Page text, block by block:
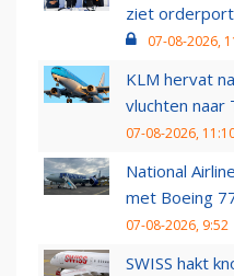
ziet
07-08-2026,
KLM hervat
vluchten naar
07-08-2026,
National
met Boeing
07-08-2026, 9:52
SWISS hakt